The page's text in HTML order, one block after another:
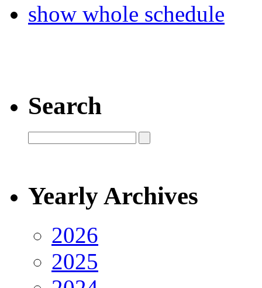
show whole schedule
Search
Yearly Archives
2026
2025